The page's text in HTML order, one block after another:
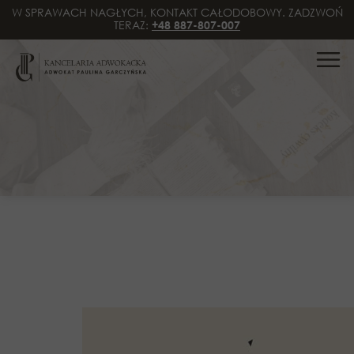
W SPRAWACH NAGŁYCH, KONTAKT CAŁODOBOWY. ZADZWOŃ
TERAZ: +48 887-807-007